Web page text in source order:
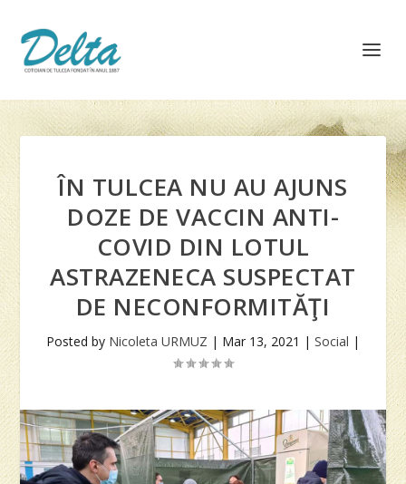
ÎN TULCEA NU AU AJUNS
DOZE DE VACCIN ANTI-
COVID DIN LOTUL
ASTRAZENECA SUSPECTAT
DE NECONFORMITĂŢI
Posted by Nicoleta URMUZ | Mar 13, 2021 | Social |